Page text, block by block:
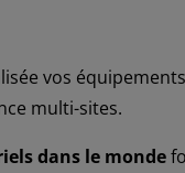
vos
multi-sites.
dans le monde